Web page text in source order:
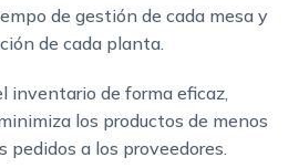
de gestión de cada mesa y
de cada planta.
inventario de forma eficaz,
los productos de menos
a los proveedores.